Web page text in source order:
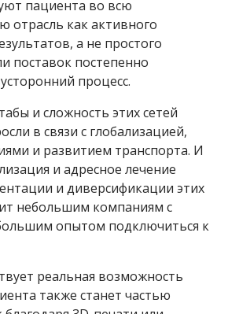
пациента во всю
отрасль как активного
а не простого
поставок постепенно
процесс.
и сложность этих сетей
в связи с глобализацией,
и развитием транспорта. И
и адресное лечение
и диверсификации этих
небольшим компаниям с
опытом подключиться к
реальная возможность
также станет частью